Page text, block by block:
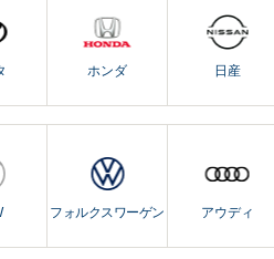
ホンダ 日産
フォルクスワーゲン アウディ